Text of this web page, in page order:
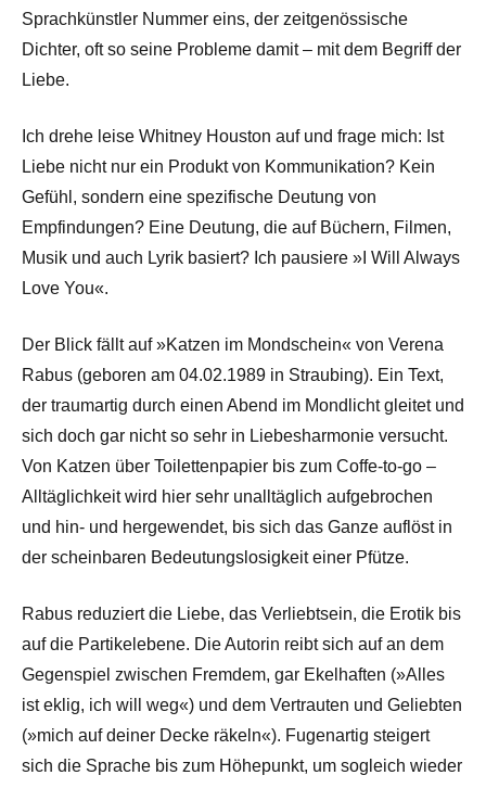
Sprachkünstler Nummer eins, der zeitgenössische
Dichter, oft so seine Probleme damit – mit dem Begriff der
Liebe.
Ich drehe leise Whitney Houston auf und frage mich: Ist
Liebe nicht nur ein Produkt von Kommunikation? Kein
Gefühl, sondern eine spezifische Deutung von
Empfindungen? Eine Deutung, die auf Büchern, Filmen,
Musik und auch Lyrik basiert? Ich pausiere »I Will Always
Love You«.
Der Blick fällt auf »Katzen im Mondschein« von Verena
Rabus (geboren am 04.02.1989 in Straubing). Ein Text,
der traumartig durch einen Abend im Mondlicht gleitet und
sich doch gar nicht so sehr in Liebesharmonie versucht.
Von Katzen über Toilettenpapier bis zum Coffe-to-go –
Alltäglichkeit wird hier sehr unalltäglich aufgebrochen
und hin- und hergewendet, bis sich das Ganze auflöst in
der scheinbaren Bedeutungslosigkeit einer Pfütze.
Rabus reduziert die Liebe, das Verliebtsein, die Erotik bis
auf die Partikelebene. Die Autorin reibt sich auf an dem
Gegenspiel zwischen Fremdem, gar Ekelhaften (»Alles
ist eklig, ich will weg«) und dem Vertrauten und Geliebten
(»mich auf deiner Decke räkeln«). Fugenartig steigert
sich die Sprache bis zum Höhepunkt, um sogleich wieder